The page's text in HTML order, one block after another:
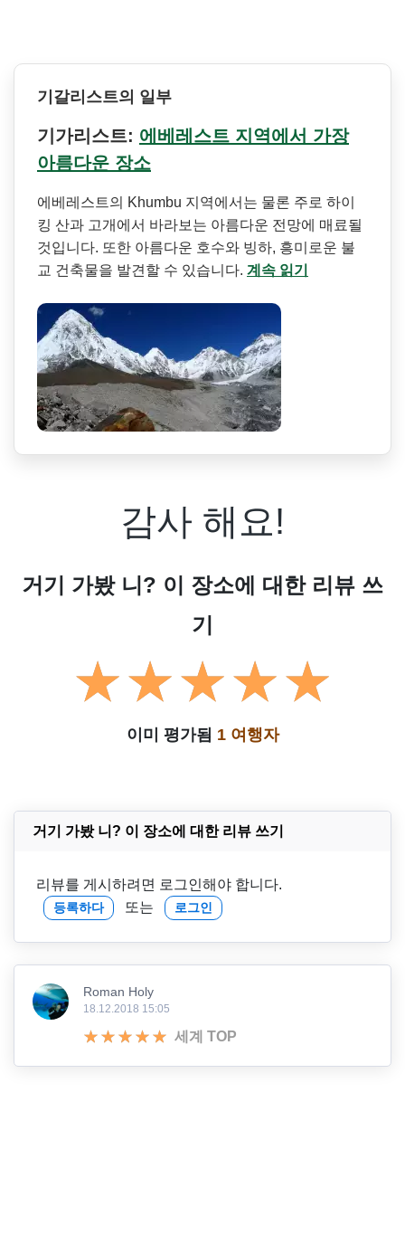
기갈리스트의 일부
기가리스트: 에베레스트 지역에서 가장
아름다운 장소
에베레스트의 Khumbu 지역에서는 물론 주로 하이
킹 산과 고개에서 바라보는 아름다운 전망에 매료될
것입니다. 또한 아름다운 호수와 빙하, 흥미로운 불
교 건축물을 발견할 수 있습니다. 계속 읽기
감사 해요!
거기 가봤 니? 이 장소에 대한 리뷰 쓰
기
이미 평가됨 1 여행자
거기 가봤 니? 이 장소에 대한 리뷰 쓰기
리뷰를 게시하려면 로그인해야 합니다.
등록하다 또는 로그인
Roman Holy
18.12.2018 15:05
세계 TOP